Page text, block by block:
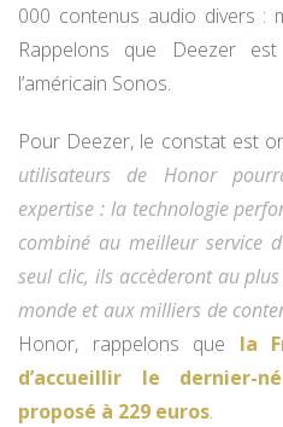
000 contenus audio divers :
Rappelons que Deezer
l’américain Sonos.
Pour Deezer, le constat est
utilisateurs de Honor
expertise : la technologie
combiné au meilleur service
seul clic, ils accèderont au
monde et aux milliers de
Honor, rappelons que la
d’accueillir le dernier-
proposé à 229 euros.